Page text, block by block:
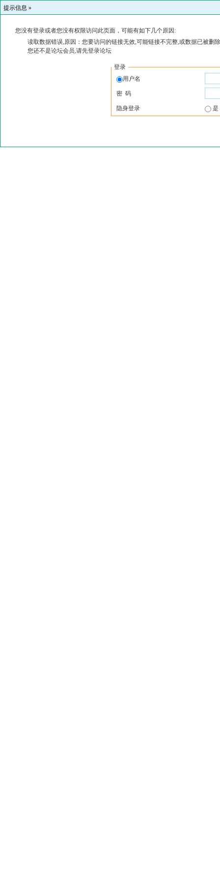
提示信息 »
您没有登录或者您没有权限访问此页面，可能有如下几个原因:
读取数据错误,原因：您要访问的链接无效,可能链接不完整,或数据已被删
您还不是论坛会员,请先登录论坛
登录
用户名
密 码
隐身登录